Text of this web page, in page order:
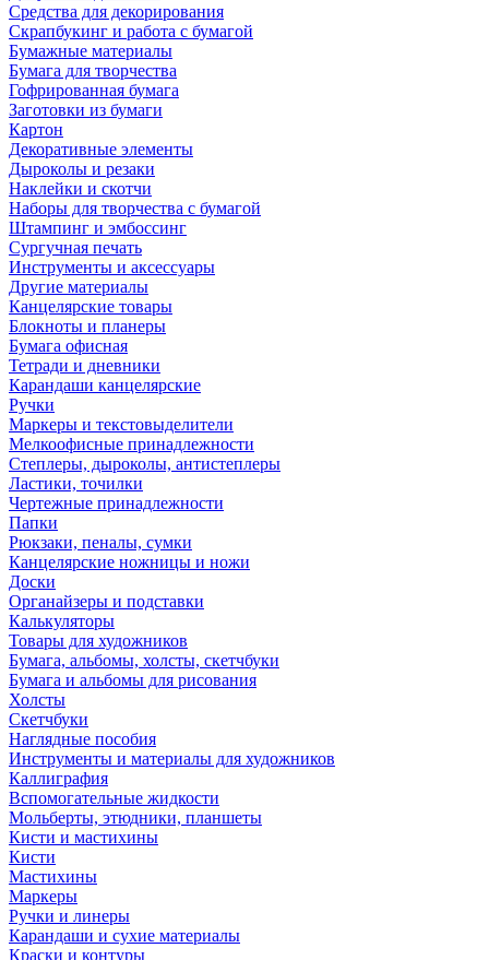
Средства для декорирования
Скрапбукинг и работа с бумагой
Бумажные материалы
Бумага для творчества
Гофрированная бумага
Заготовки из бумаги
Картон
Декоративные элементы
Дыроколы и резаки
Наклейки и скотчи
Наборы для творчества с бумагой
Штампинг и эмбоссинг
Сургучная печать
Инструменты и аксессуары
Другие материалы
Канцелярские товары
Блокноты и планеры
Бумага офисная
Тетради и дневники
Карандаши канцелярские
Ручки
Маркеры и текстовыделители
Мелкоофисные принадлежности
Степлеры, дыроколы, антистеплеры
Ластики, точилки
Чертежные принадлежности
Папки
Рюкзаки, пеналы, сумки
Канцелярские ножницы и ножи
Доски
Органайзеры и подставки
Калькуляторы
Товары для художников
Бумага, альбомы, холсты, скетчбуки
Бумага и альбомы для рисования
Холсты
Скетчбуки
Наглядные пособия
Инструменты и материалы для художников
Каллиграфия
Вспомогательные жидкости
Мольберты, этюдники, планшеты
Кисти и мастихины
Кисти
Мастихины
Маркеры
Ручки и линеры
Карандаши и сухие материалы
Краски и контуры